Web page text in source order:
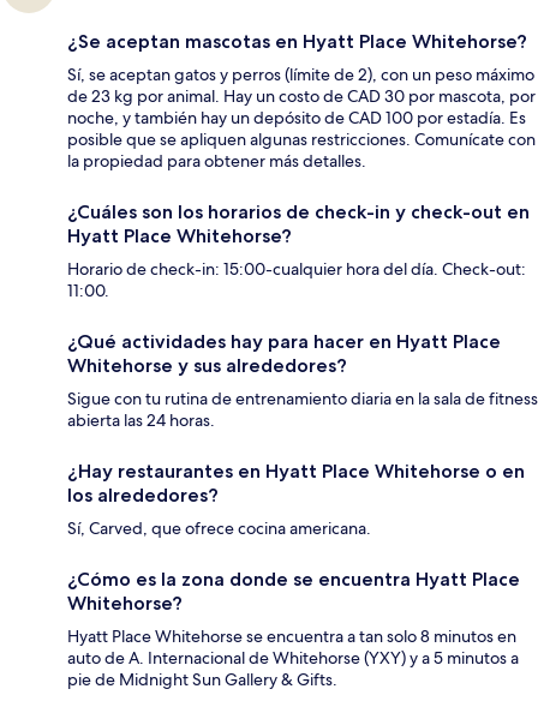
¿Se aceptan mascotas en Hyatt Place Whitehorse?
Sí, se aceptan gatos y perros (límite de 2), con un peso máximo
de 23 kg por animal. Hay un costo de CAD 30 por mascota, por
noche, y también hay un depósito de CAD 100 por estadía. Es
posible que se apliquen algunas restricciones. Comunícate con
la propiedad para obtener más detalles.
¿Cuáles son los horarios de check-in y check-out en
Hyatt Place Whitehorse?
Horario de check-in: 15:00-cualquier hora del día. Check-out:
11:00.
¿Qué actividades hay para hacer en Hyatt Place
Whitehorse y sus alrededores?
Sigue con tu rutina de entrenamiento diaria en la sala de fitness
abierta las 24 horas.
¿Hay restaurantes en Hyatt Place Whitehorse o en
los alrededores?
Sí, Carved, que ofrece cocina americana.
¿Cómo es la zona donde se encuentra Hyatt Place
Whitehorse?
Hyatt Place Whitehorse se encuentra a tan solo 8 minutos en
auto de A. Internacional de Whitehorse (YXY) y a 5 minutos a
pie de Midnight Sun Gallery & Gifts.